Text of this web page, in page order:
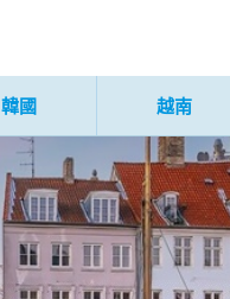
韓國 越南